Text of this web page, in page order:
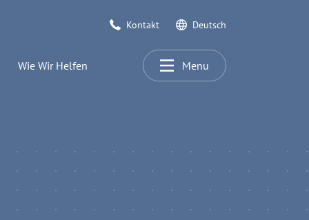
Kontakt Deutsch
Wie Wir Helfen Menu